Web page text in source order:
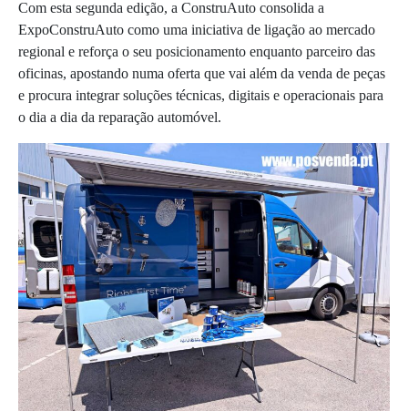
Com esta segunda edição, a ConstruAuto consolida a
ExpoConstruAuto como uma iniciativa de ligação ao mercado
regional e reforça o seu posicionamento enquanto parceiro das
oficinas, apostando numa oferta que vai além da venda de peças
e procura integrar soluções técnicas, digitais e operacionais para
o dia a dia da reparação automóvel.